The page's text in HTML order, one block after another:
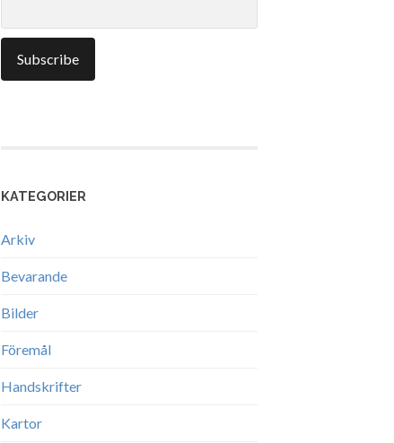
KATEGORIER
Arkiv
Bevarande
Bilder
Föremål
Handskrifter
Kartor